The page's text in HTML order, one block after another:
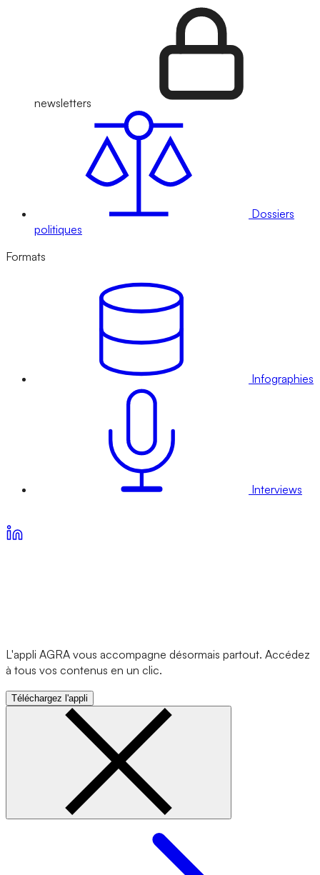
newsletters
Dossiers
politiques
Formats
Infographies
Interviews
L'appli AGRA vous accompagne désormais partout. Accédez
à tous vos contenus en un clic.
Téléchargez l'appli